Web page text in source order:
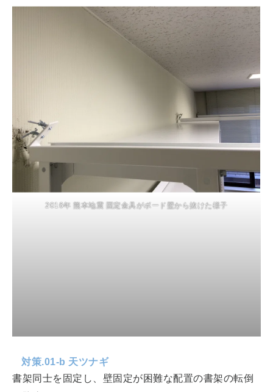
2016年 熊本地震 固定金具がボード壁から抜けた様子
対策.01-b 天ツナギ
書架同士を固定し、壁固定が困難な配置の書架の転倒